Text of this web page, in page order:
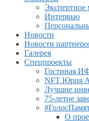
Экспертное
Интервью
Новости
Новости
Галерея
Спецпроекты
Гостиная
NFT Юрия
Лучшие
75-летие
О